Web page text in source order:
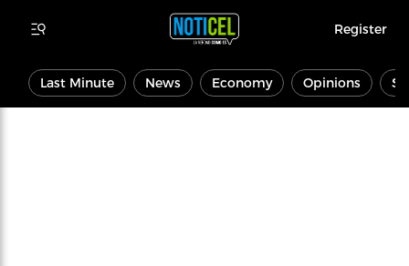
Register
Last Minute News Economy Opinions